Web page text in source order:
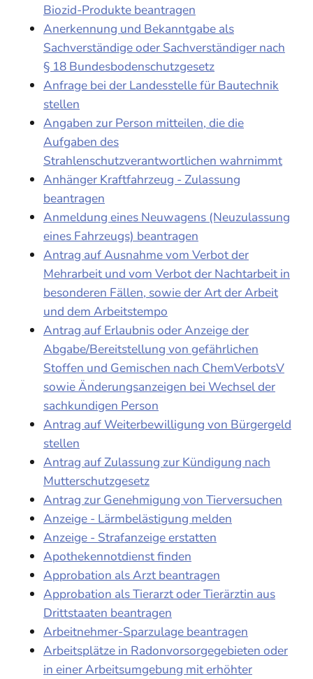
Biozid-Produkte beantragen
Anerkennung und Bekanntgabe als
Sachverständige oder Sachverständiger nach
§ 18 Bundesbodenschutzgesetz
Anfrage bei der Landesstelle für Bautechnik
stellen
Angaben zur Person mitteilen, die die
Aufgaben des
Strahlenschutzverantwortlichen wahrnimmt
Anhänger Kraftfahrzeug - Zulassung
beantragen
Anmeldung eines Neuwagens (Neuzulassung
eines Fahrzeugs) beantragen
Antrag auf Ausnahme vom Verbot der
Mehrarbeit und vom Verbot der Nachtarbeit in
besonderen Fällen, sowie der Art der Arbeit
und dem Arbeitstempo
Antrag auf Erlaubnis oder Anzeige der
Abgabe/Bereitstellung von gefährlichen
Stoffen und Gemischen nach ChemVerbotsV
sowie Änderungsanzeigen bei Wechsel der
sachkundigen Person
Antrag auf Weiterbewilligung von Bürgergeld
stellen
Antrag auf Zulassung zur Kündigung nach
Mutterschutzgesetz
Antrag zur Genehmigung von Tierversuchen
Anzeige - Lärmbelästigung melden
Anzeige - Strafanzeige erstatten
Apothekennotdienst finden
Approbation als Arzt beantragen
Approbation als Tierarzt oder Tierärztin aus
Drittstaaten beantragen
Arbeitnehmer-Sparzulage beantragen
Arbeitsplätze in Radonvorsorgegebieten oder
in einer Arbeitsumgebung mit erhöhter